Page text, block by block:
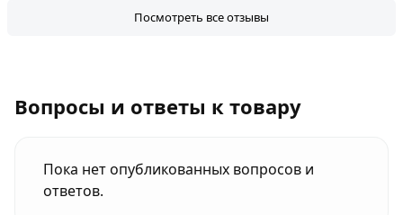
Посмотреть все отзывы
Вопросы и ответы к товару
Пока нет опубликованных вопросов и
ответов.